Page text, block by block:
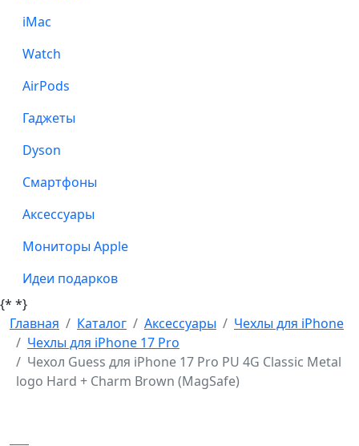
iMac
Watch
AirPods
Гаджеты
Dyson
Смартфоны
Аксессуары
Мониторы Apple
Идеи подарков
{* *}
Главная
Каталог Аксессуары
Чехлы для iPhone
Чехлы для iPhone 17 Pro
Чехол Guess для iPhone 17 Pro PU 4G Classic Metal
logo Hard + Charm Brown (MagSafe)